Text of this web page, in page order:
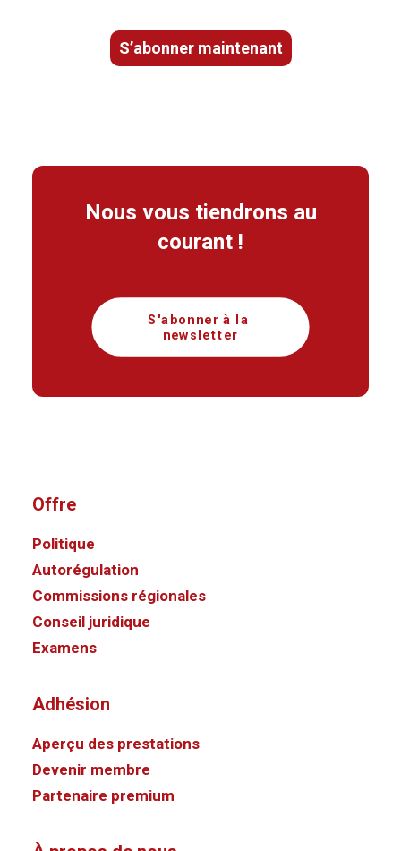
S’abonner maintenant
Nous vous tiendrons au
courant !
S'abonner à la
newsletter
Offre
Politique
Autorégulation
Commissions régionales
Conseil juridique
Examens
Adhésion
Aperçu des prestations
Devenir membre
Partenaire premium